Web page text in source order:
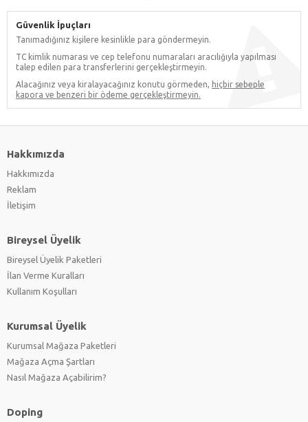
Güvenlik İpuçları
Tanımadığınız kişilere kesinlikle para göndermeyin.
TC kimlik numarası ve cep telefonu numaraları aracılığıyla yapılması
talep edilen para transferlerini gerçekleştirmeyin.
Alacağınız veya kiralayacağınız konutu görmeden, hiçbir sebeple
kapora ve benzeri bir ödeme gerçekleştirmeyin.
Hakkımızda
Hakkımızda
Reklam
İletişim
Bireysel Üyelik
Bireysel Üyelik Paketleri
İlan Verme Kuralları
Kullanım Koşulları
Kurumsal Üyelik
Kurumsal Mağaza Paketleri
Mağaza Açma Şartları
Nasıl Mağaza Açabilirim?
Doping